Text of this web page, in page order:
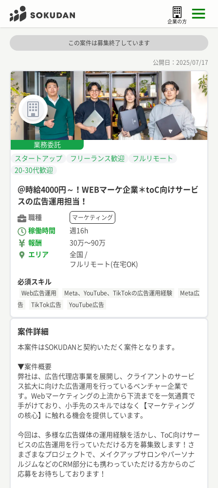
企業の方
この案件は募集終了しています
公開日： 2025/07/17
業務委託
スタートアップ
フリーランス歓迎
フルリモート
20-30代歓迎
＠時給4000円～！WEBマーケ企業＊toC向けサービ
スの広告運用担当！
職種 マーケティング
稼働時間
週16h
報酬
30万〜90万
エリア
全国 /
フルリモート(在宅OK)
必須スキル
Web広告運用 Meta、YouTube、TikTokの広告運用経験
Meta広
告
TikTok広告 YouTube広告
案件詳細
本案件はSOKUDANと契約いただく案件となります。
▼案件概要
弊社は、広告代理店事業を展開し、クライアントのサービ
ス拡大に向けた広告運用を行っているベンチャー企業で
す。Webマーケティングの上流から下流までを一気通貫で
手がけており、小手先のスキルではなく【マーケティング
の核心】に触れる機会を提供しています。
今回は、多様な広告媒体の運用経験を活かし、ToC向けサー
ビスの広告運用を行っていただける方を募集致します！さ
まざまなプロジェクトで、メイクアップサロンやパーソナ
ルジムなどのCRM部分にも携わっていただける方からのご
応募をお待ちしております！